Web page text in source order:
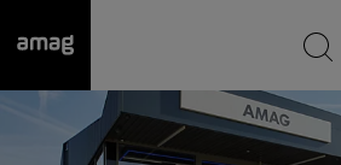
wurde als Ihre Garage